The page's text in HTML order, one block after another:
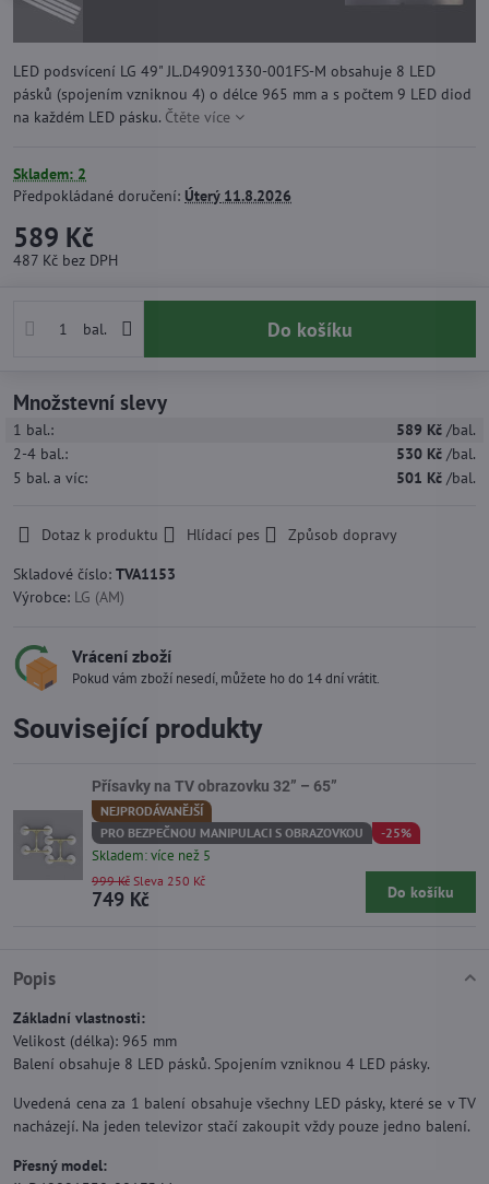
LED podsvícení LG 49" JL.D49091330-001FS-M obsahuje 8 LED
pásků (spojením vzniknou 4) o délce 965 mm a s počtem 9 LED diod
na každém LED pásku. Čtěte více
Skladem: 2
Předpokládané doručení: Úterý11.8.2026
589 Kč
487 Kč bez DPH
bal. Do košíku
Množstevní slevy
1 bal.: 589 Kč /bal.
2-4 bal.: 530 Kč /bal.
5 bal. a víc: 501 Kč /bal.
Dotaz k produktu Hlídací pes
Způsob dopravy
Skladové číslo: TVA1153
Výrobce: LG (AM)
Vrácení zboží
Pokud vám zboží nesedí, můžete ho do 14 dní vrátit.
Popis
Základní vlastnosti:
Velikost (délka): 965 mm
Balení obsahuje 8 LED pásků. Spojením vzniknou 4 LED pásky.
Uvedená cena za 1 balení obsahuje všechny LED pásky, které se v TV
nacházejí. Na jeden televizor stačí zakoupit vždy pouze jedno balení.
Přesný model:
Související produkty
Přísavky na TV obrazovku 32” – 65”
NEJPRODÁVANĚJŠÍ
PRO BEZPEČNOU MANIPULACI S OBRAZOVKOU
-25%
Skladem: více než 5
749 Kč
999 Kč Sleva 250 Kč
Do košíku